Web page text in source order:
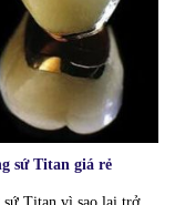
sứ Titan giá rẻ